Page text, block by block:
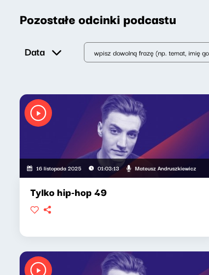
Pozostałe odcinki podcastu
Data
16 listopada 2025 01:03:13 Mateusz Andruszkiewicz
Tylko hip-hop 49